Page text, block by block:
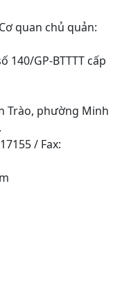
quan chủ quản:
140/GP-BTTTT cấp
Trào, phường Minh
/ Fax: